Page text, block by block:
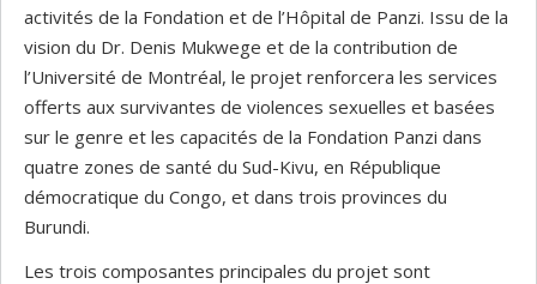
activités de la Fondation et de l’Hôpital de Panzi. Issu de la
vision du Dr. Denis Mukwege et de la contribution de
l’Université de Montréal, le projet renforcera les services
offerts aux survivantes de violences sexuelles et basées
sur le genre et les capacités de la Fondation Panzi dans
quatre zones de santé du Sud-Kivu, en République
démocratique du Congo, et dans trois provinces du
Burundi.
Les trois composantes principales du projet sont